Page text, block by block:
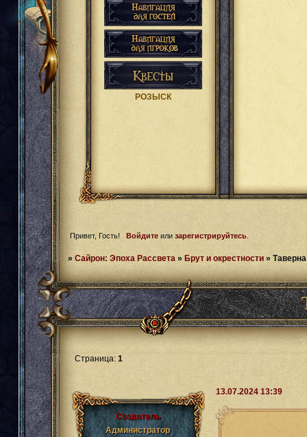
РОЗЫСК
Привет, Гость! Войдитеили зарегистрируйтесь.
» Сайрон: Эпоха Рассвета » Брут и окрестности »
Страница: 1
13.07.2024 13:39
Создатель
Администратор